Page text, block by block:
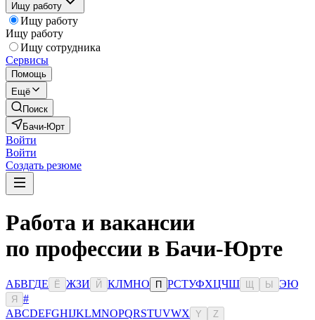
Ищу работу
Ищу работу
Ищу работу
Ищу сотрудника
Сервисы
Помощь
Ещё
Поиск
Бачи-Юрт
Войти
Войти
Создать резюме
Работа и вакансии
по профессии в Бачи-Юрте
АБВГДЕ Ё ЖЗИ Й КЛМНО П РСТУФХЦЧШ Ы ЭЮ
Я
#
ABCDEFGHIJKLMNOPQRSTUVWX Y Z